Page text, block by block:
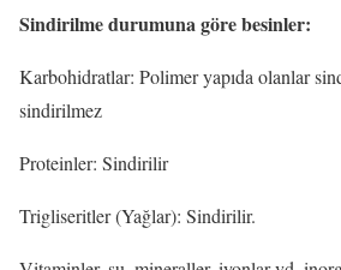
Sindirilme durumuna göre besinler:
Karbohidratlar: Polimer yapıda olanlar
sindirilmez
Proteinler: Sindirilir
Trigliseritler (Yağlar): Sindirilir.